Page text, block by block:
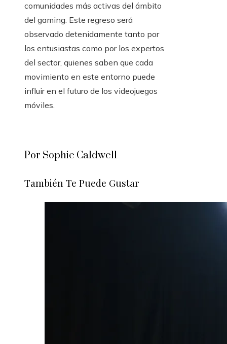
comunidades más activas del ámbito
del gaming. Este regreso será
observado detenidamente tanto por
los entusiastas como por los expertos
del sector, quienes saben que cada
movimiento en este entorno puede
influir en el futuro de los videojuegos
móviles.
Por Sophie Caldwell
También Te Puede Gustar